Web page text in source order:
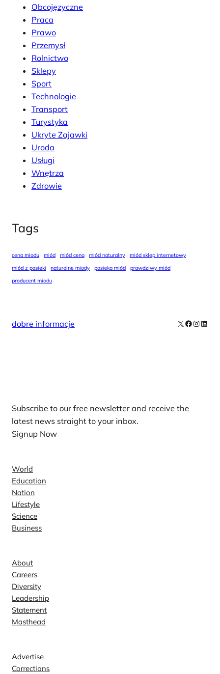
Obcojęzyczne
Praca
Prawo
Przemysł
Rolnictwo
Sklepy
Sport
Technologie
Transport
Turystyka
Ukryte Zajawki
Uroda
Usługi
Wnętrza
Zdrowie
Tags
cena miodu miód miód cena miód naturalny
miód sklep internetowy
miód z pasieki
naturalne miody pasieka miód
prawdziwy miód
producent miodu
dobre informacje X Facebook
Subscribe to our free newsletter and receive the
latest news straight to your inbox.
Signup Now
World
Education
Nation
Lifestyle
Science
Business
About
Careers
Diversity
Leadership
Statement
Masthead
Advertise
Corrections